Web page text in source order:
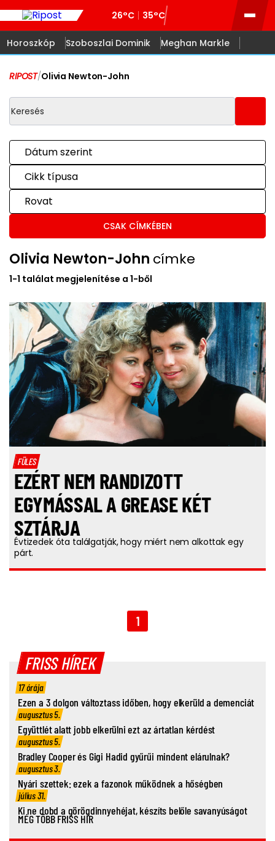
26°C 35°C
Horoszkóp Szoboszlai Dominik Meghan Markle
RIPOST/Olivia Newton-John
Dátum szerint
Cikk típusa
Rovat
CSAK CÍMKÉBEN
Olivia Newton-John címke
1-1 találat megjelenítése a 1-ből
FÜLES
EZÉRT NEM RANDIZOTT
EGYMÁSSAL A GREASE KÉT
SZTÁRJA
Évtizedek óta találgatják, hogy miért nem alkottak egy
párt.
1
FRISS HÍREK
17 órája
Ezen a 3 dolgon változtass időben, hogy elkerüld a demenciát
augusztus 5.
Együttlét alatt jobb elkerülni ezt az ártatlan kérdést
augusztus 5.
Bradley Cooper és Gigi Hadid gyűrűi mindent elárulnak?
augusztus 3.
Nyári szettek: ezek a fazonok működnek a hőségben
július 31.
Ki ne dobd a görögdinnyehéjat, készíts belőle savanyúságot
MÉG TÖBB FRISS HÍR